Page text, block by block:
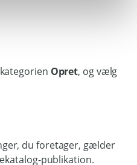
Opret, og vælg
du foretager, gælder
publikation.